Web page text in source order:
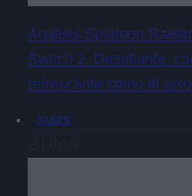
Análisis Splatoon
Switch 2. Desafiante,
refrescante como él
GUÍAS